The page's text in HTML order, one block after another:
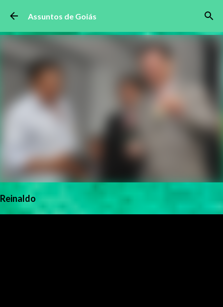
Pular para o conteúdo principal
Assuntos de Goiás
Reinaldo